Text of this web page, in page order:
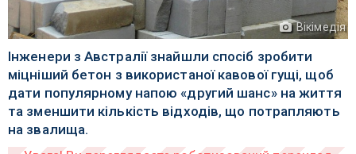
Вікімедія
Інженери з Австралії знайшли спосіб зробити
міцніший бетон з використаної кавової гущі, щоб
дати популярному напою «другий шанс» на життя
та зменшити кількість відходів, що потрапляють
на звалища.